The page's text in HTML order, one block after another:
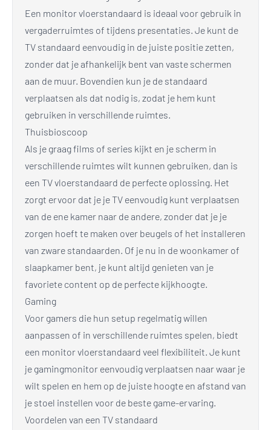
Een monitor vloerstandaard is ideaal voor gebruik in
vergaderruimtes of tijdens presentaties. Je kunt de
TV standaard eenvoudig in de juiste positie zetten,
zonder dat je afhankelijk bent van vaste schermen
aan de muur. Bovendien kun je de standaard
verplaatsen als dat nodig is, zodat je hem kunt
gebruiken in verschillende ruimtes.
Thuisbioscoop
Als je graag films of series kijkt en je scherm in
verschillende ruimtes wilt kunnen gebruiken, dan is
een TV vloerstandaard de perfecte oplossing. Het
zorgt ervoor dat je je TV eenvoudig kunt verplaatsen
van de ene kamer naar de andere, zonder dat je je
zorgen hoeft te maken over beugels of het installeren
van zware standaarden. Of je nu in de woonkamer of
slaapkamer bent, je kunt altijd genieten van je
favoriete content op de perfecte kijkhoogte.
Gaming
Voor gamers die hun setup regelmatig willen
aanpassen of in verschillende ruimtes spelen, biedt
een monitor vloerstandaard veel flexibiliteit. Je kunt
je gamingmonitor eenvoudig verplaatsen naar waar je
wilt spelen en hem op de juiste hoogte en afstand van
je stoel instellen voor de beste game-ervaring.
Voordelen van een TV standaard